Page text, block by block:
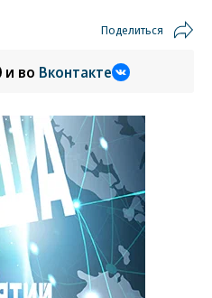
Поделиться
и во Вконтакте